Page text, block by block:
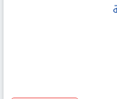
تركيا من بوابة الحب